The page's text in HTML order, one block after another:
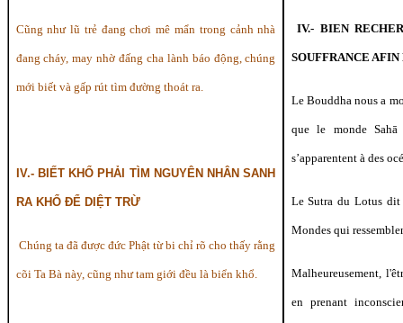
Cũng như lũ trẻ đang chơi mê mẩn trong cảnh nhà
đang cháy, may nhờ đấng cha lành báo động, chúng
mới biết và gấp rút tìm đường thoát ra.
IV.- BIẾT KHỔ PHẢI TÌM NGUYÊN NHÂN SANH
RA KHỔ ĐỂ DIỆT TRỪ
Chúng ta đã được đức Phật từ bi chỉ rõ cho thấy rằng
cõi Ta Bà này, cũng như tam giới đều là biển khổ.
IV.- BIEN
SOUFFRANCE
Le Bouddha nous a
que le monde
s’apparentent à des
Le Sutra du Lotus dit
Mondes qui
Malheureusement,
en prenant